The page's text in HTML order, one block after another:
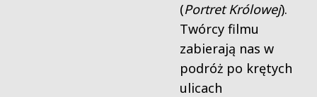
(Portret Królowej).
Twórcy filmu
zabierają nas w
podróż po krętych
ulicach